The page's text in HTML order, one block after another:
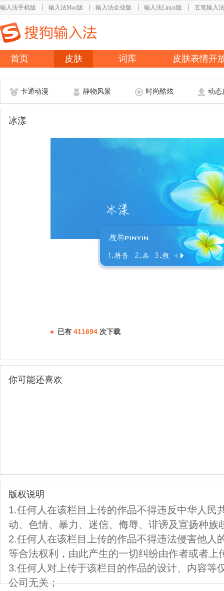
输入法手机版 输入法Mac版 输入法企业版 输入法Linux版 五笔输入法
首页 皮肤 词库 皮肤表情开
卡通动漫 静物风景 时尚酷炫 动态
冰漾
已有 411694 次下载
你可能还喜欢
版权说明
1.任何人在该栏目上传的作品不得违反中华人民
动、色情、暴力、迷信、侮辱、诽谤及宣扬种族
2.任何人在该栏目上传的作品不得违法侵害他人
等合法权利，由此产生的一切纠纷由作者或者上
3.任何人对上传于该栏目的作品的设计、内容等
公司无关；